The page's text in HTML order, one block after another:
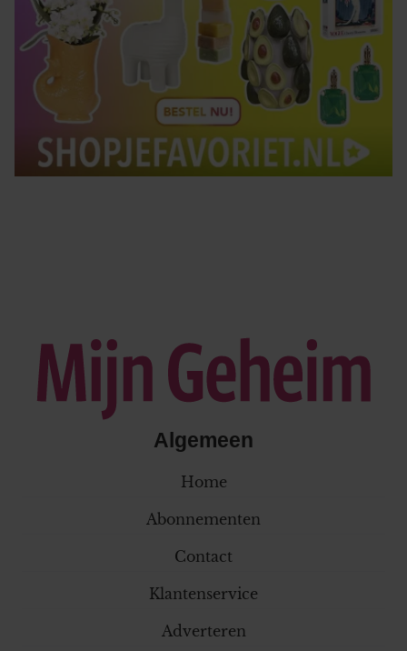
Algemeen
Home
Abonnementen
Contact
Klantenservice
Adverteren